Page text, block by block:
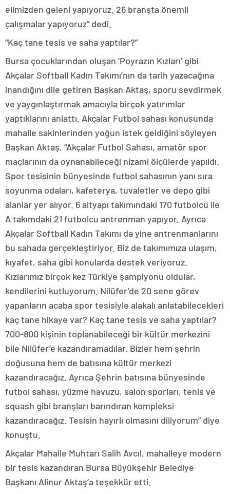
elimizden geleni yapıyoruz. 26 branşta önemli
çalışmalar yapıyoruz” dedi.
“Kaç tane tesis ve saha yaptılar?”
Bursa çocuklarından oluşan ‘Poyrazın Kızları’ gibi
Akçalar Softball Kadın Takımı’nın da tarih yazacağına
inandığını dile getiren Başkan Aktaş, sporu sevdirmek
ve yaygınlaştırmak amacıyla birçok yatırımlar
yaptıklarını anlattı. Akçalar Futbol sahası konusunda
mahalle sakinlerinden yoğun istek geldiğini söyleyen
Başkan Aktaş, “Akçalar Futbol Sahası, amatör spor
maçlarının da oynanabileceği nizami ölçülerde yapıldı.
Spor tesisinin bünyesinde futbol sahasının yanı sıra
soyunma odaları, kafeterya, tuvaletler ve depo gibi
alanlar yer alıyor. 6 altyapı takımındaki 170 futbolcu ile
A takımdaki 21 futbolcu antrenman yapıyor. Ayrıca
Akçalar Softball Kadın Takımı da yine antrenmanlarını
bu sahada gerçekleştiriyor. Biz de takımımıza ulaşım,
kıyafet, saha gibi konularda destek veriyoruz.
Kızlarımız birçok kez Türkiye şampiyonu oldular,
kendilerini kutluyorum. Nilüfer’de 20 sene görev
yapanların acaba spor tesisiyle alakalı anlatabilecekleri
kaç tane hikaye var? Kaç tane tesis ve saha yaptılar?
700-800 kişinin toplanabileceği bir kültür merkezini
bile Nilüfer’e kazandıramadılar. Bizler hem şehrin
doğusuna hem de batısına kültür merkezi
kazandıracağız. Ayrıca Şehrin batısına bünyesinde
futbol sahası, yüzme havuzu, salon sporları, tenis ve
squash gibi branşları barındıran kompleksi
kazandıracağız. Tesisin hayırlı olmasını diliyorum” diye
konuştu.
Akçalar Mahalle Muhtarı Salih Avcıl, mahalleye modern
bir tesis kazandıran Bursa Büyükşehir Belediye
Başkanı Alinur Aktaş’a teşekkür etti.